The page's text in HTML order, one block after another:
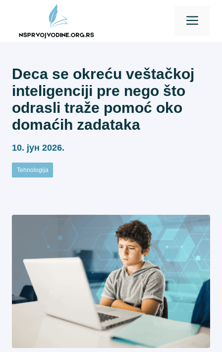
content
Deca se okreću veštačkoj
inteligenciji pre nego što
odrasli traže pomoć oko
domaćih zadataka
10. јун 2026.
Tehnologija